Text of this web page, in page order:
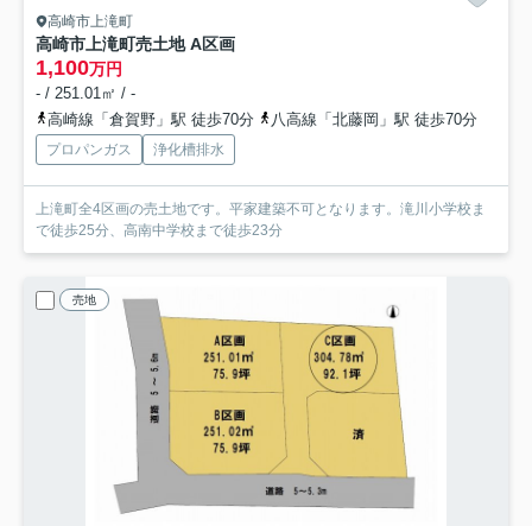
高崎市上滝町
高崎市上滝町売土地 A区画
1,100万円
- / 251.01㎡ / -
高崎線「倉賀野」駅 徒歩70分
八高線「北藤岡」駅 徒歩70分
プロパンガス 浄化槽排水
上滝町全4区画の売土地です。平家建築不可となります。滝川小学校ま
で徒歩25分、高南中学校まで徒歩23分
売地